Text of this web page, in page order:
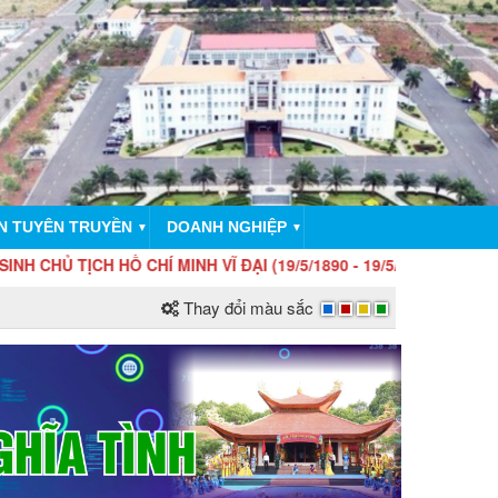
TUYÊN TRUYỀN ▼ DOANH NGHIỆP ▼
HỒ CHÍ MINH VĨ ĐẠI (19/5/1890 - 19/5/2026)!
Thay đổi màu sắc